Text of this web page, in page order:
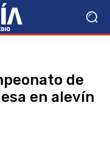
de
en alevín